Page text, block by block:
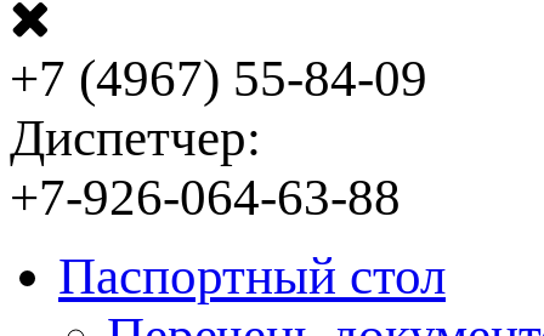
+7 (4967) 55-84-09
Диспетчер:
+7-926-064-63-88
Паспортный стол